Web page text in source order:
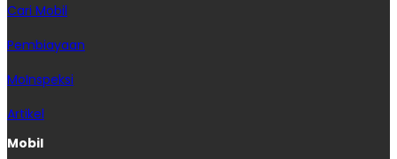
Cari Mobil
Pembiayaan
MoInspeksi
Artikel
Mobil